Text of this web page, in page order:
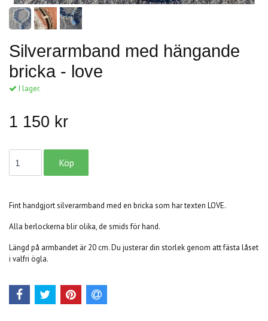
Silverarmband med hängande
bricka - love
I lager.
1 150 kr
Fint handgjort silverarmband med en bricka som har texten LOVE.
Alla berlockerna blir olika, de smids för hand.
Längd på armbandet är 20 cm. Du justerar din storlek genom att fästa låset
i valfri ögla.